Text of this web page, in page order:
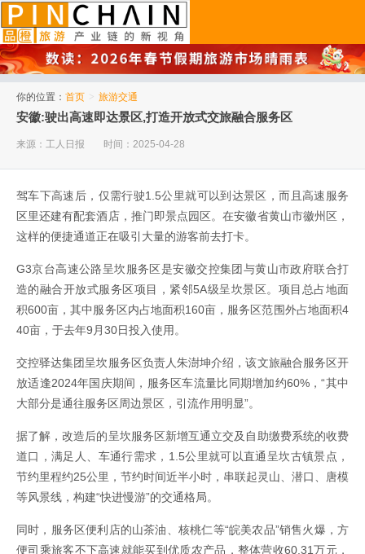
你的位置： 首页 > 旅游交通
安徽:驶出高速即达景区,打造开放式交旅融合服务区
来源：工人日报 时间：2025-04-28
驾车下高速后，仅需行驶1.5公里就可以到达景区，而且高速服务
区里还建有配套酒店，推门即景点园区。在安徽省黄山市徽州区，
这样的便捷通道正在吸引大量的游客前去打卡。
G3京台高速公路呈坎服务区是安徽交控集团与黄山市政府联合打
造的融合开放式服务区项目，紧邻5A级呈坎景区。项目总占地面
积600亩，其中服务区内占地面积160亩，服务区范围外占地面积4
40亩，于去年9月30日投入使用。
交控驿达集团呈坎服务区负责人朱澍坤介绍，该文旅融合服务区开
放适逢2024年国庆期间，服务区车流量比同期增加约60%，“其中
大部分是通往服务区周边景区，引流作用明显”。
据了解，改造后的呈坎服务区新增互通立交及自助缴费系统的收费
道口，满足人、车通行需求，1.5公里就可以直通呈坎古镇景点，
节约里程约25公里，节约时间近半小时，串联起灵山、潜口、唐模
等风景线，构建“快进慢游”的交通格局。
同时，服务区便利店的山茶油、核桃仁等“皖美农品”销售火爆，方
便司乘旅客不下高速就能买到优质农产品，整体营收60.31万元，